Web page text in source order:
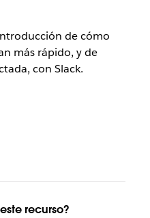
de cómo
más rápido, y de
con Slack.
recurso?